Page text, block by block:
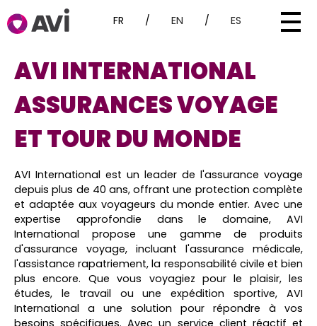
FR / EN / ES
AVI INTERNATIONAL
ASSURANCES VOYAGE
ET TOUR DU MONDE
AVI International est un leader de l'assurance voyage
depuis plus de 40 ans, offrant une protection complète
et adaptée aux voyageurs du monde entier. Avec une
expertise approfondie dans le domaine, AVI
International propose une gamme de produits
d'assurance voyage, incluant l'assurance médicale,
l'assistance rapatriement, la responsabilité civile et bien
plus encore. Que vous voyagiez pour le plaisir, les
études, le travail ou une expédition sportive, AVI
International a une solution pour répondre à vos
besoins spécifiques. Avec un service client réactif et